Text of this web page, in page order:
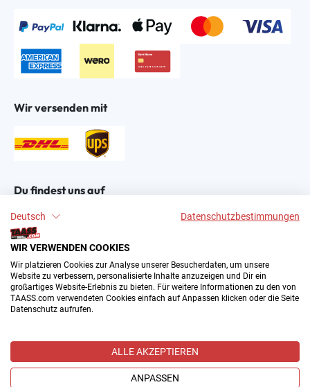
Deutsch Datenschutzbestimmungen
WIR VERWENDEN COOKIES
Wir platzieren Cookies zur Analyse unserer Besucherdaten, um unsere
Website zu verbessern, personalisierte Inhalte anzuzeigen und Dir ein
großartiges Website-Erlebnis zu bieten. Für weitere Informationen zu den von
TAASS.com verwendeten Cookies einfach auf Anpassen klicken oder die Seite
Datenschutz aufrufen.
ALLE AKZEPTIEREN
ANPASSEN
Wir versenden mit
Du findest uns auf
2004–∞ © by The All American Sports Store GmbH
(TAASS®). Dein Online Shop für amerikanische Sport-
Alle Preise inkl. gesetzl. Mehrwertsteuer zzgl.
Versandkostenund ggf. Nachnahmegebühren, wenn nicht